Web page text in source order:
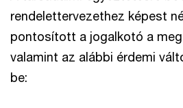
rendelettervezethez képest
pontosított a jogalkotó a
valamint az alábbi érdemi
be: